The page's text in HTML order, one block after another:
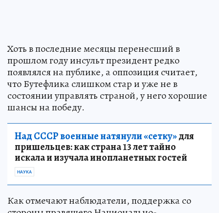
Хоть в последние месяцы перенесший в
прошлом году инсульт президент редко
появлялся на публике, а оппозиция считает,
что Бутефлика слишком стар и уже не в
состоянии управлять страной, у него хорошие
шансы на победу.
Над СССР военные натянули «сетку»для
пришельцев: как страна 13 лет тайно
искала и изучала инопланетных гостей
НАУКА
Как отмечают наблюдатели, поддержка со